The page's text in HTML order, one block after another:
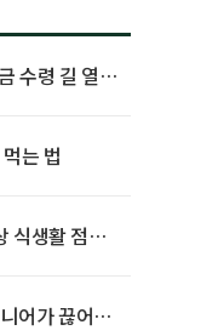
수령 길 열린
는 법
식생활 점수
어가 끊어야